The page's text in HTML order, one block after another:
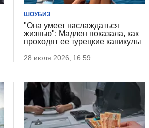
ШОУБИЗ
"Она умеет наслаждаться
жизнью": Мадлен показала, как
проходят ее турецкие каникулы
28 июля 2026, 16:59